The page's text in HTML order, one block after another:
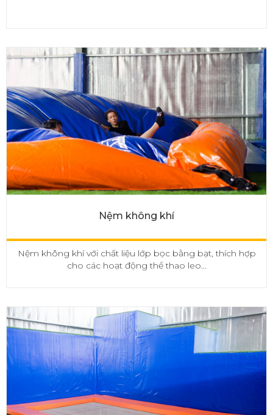
Nệm không khí
Nệm không khí với chất liệu lớp bọc bằng bạt, thích hợp
cho các hoạt động thể thao leo...